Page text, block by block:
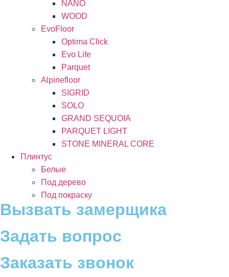
NANO
WOOD
EvoFloor
Optima Click
Evo Life
Parquet
Alpinefloor
SIGRID
SOLO
GRAND SEQUOIA
PARQUET LIGHT
STONE MINERAL CORE
Плинтус
Белые
Под дерево
Под покраску
Вызвать замерщика
Задать вопрос
Заказать звонок